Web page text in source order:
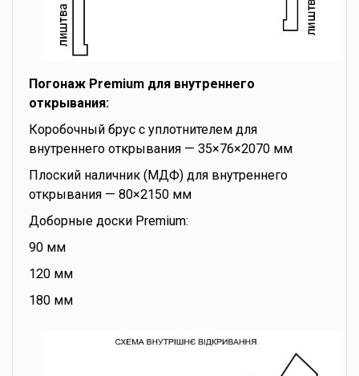
Погонаж Premium для внутреннего
открывания:
Коробочный брус с уплотнителем для
внутреннего открывания — 35×76×2070 мм
Плоский наличник (МДФ) для внутреннего
открывания — 80×2150 мм
Доборные доски Premium:
90 мм
120 мм
180 мм